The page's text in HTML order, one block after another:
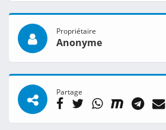
Propriétaire
Anonyme
Partage